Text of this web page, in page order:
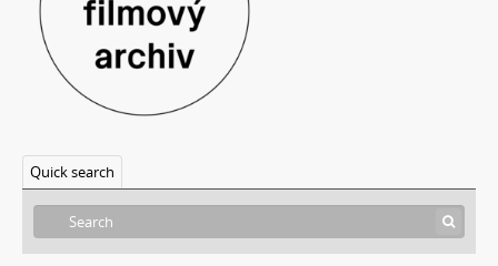
Quick search
[Subseries] Už nikdy tenhle balvan
[Subseries] Hranice – otázka bez odpovědi
[Subseries] Můj osobní „nekonečný“ vektor
[Subseries] Metrofilm
[Subseries] Neznámý zůstal neznámý
[Subseries] Rituální vražda pitomého úsměvu
[Subseries] Jako z filmu
[Subseries] En plein air 2
[Subseries] Echo–Vocis Imago